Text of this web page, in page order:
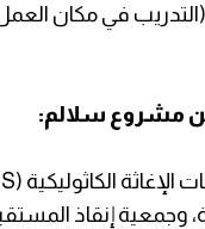
في مكان
مشروع سلالم:
وجمعية إنقاذ